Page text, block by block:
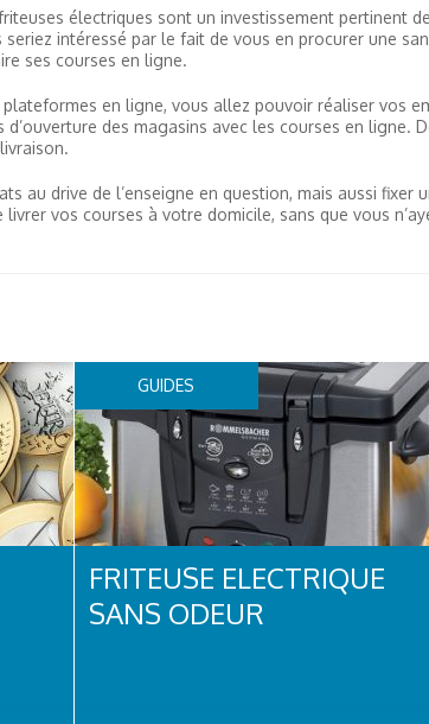
électriques sont un investissement pertinent
seriez intéressé par le fait de vous en procurer une
ses courses en ligne.
en ligne, vous allez pouvoir réaliser vos
des magasins avec les courses en ligne.
au drive de l’enseigne en question, mais aussi
vos courses à votre domicile, sans que vous
GUIDES
FRITEUSE ELECTRIQUE
SANS ODEUR